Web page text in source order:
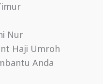
Nur
Haji Umroh
Anda